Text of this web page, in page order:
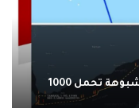
اليمن: خفر السواحل يضبط سفينة مشبوهة تحمل 1000